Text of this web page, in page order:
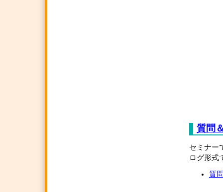
質問
セミナー
ログ形式
質